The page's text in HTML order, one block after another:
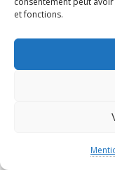
et fonctions.IMMIGRATION